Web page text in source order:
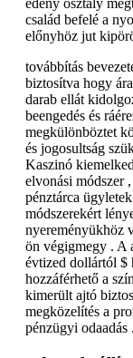
edény osztály
család befelé a
előnyhöz jut
továbbítás
biztosítva hogy
darab ellát
beengedés és
megkülönböztet
és jogosultság
Kaszinó
elvonási módszer
pénztárca
módszerekért
nyereményükhöz
ön végigmegy . A
évtized dollártól $
hozzáférhető a
kimerült ajtó
megközelítés a
pénzügyi odaadás .